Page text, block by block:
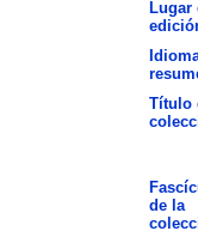
Lugar
Título
de la